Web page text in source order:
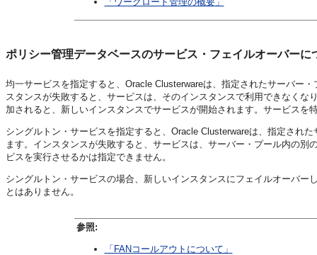
ポリシー管理データベースのサービス・フェイルオーバーに
均一サービスを指定すると、Oracle Clusterwareは、指定されたサーバー
スタンスが失敗すると、サービスは、そのインスタンスで利用できなく
加されると、新しいインスタンスでサービスが開始されます。サービス
シングルトン・サービスを指定すると、Oracle Clusterwareは、指定され
ます。インスタンスが失敗すると、サービスは、サーバー・プール内の
ビスを実行させるかは指定できません。
シングルトン・サービスの場合、新しいインスタンスにフェイルオーバ
とはありません。
参照:
「FANコールアウトについて」